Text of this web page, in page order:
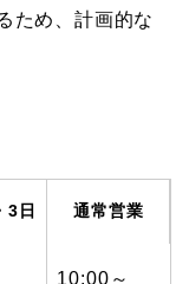
ため、計画的な
3日 通常営業
10:00～